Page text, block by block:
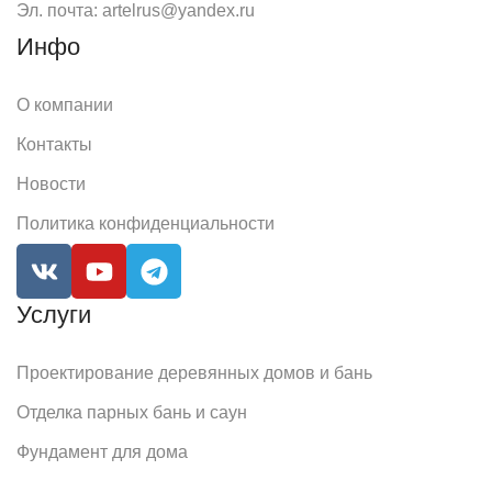
Эл. почта: artelrus@yandex.ru
Инфо
О компании
Контакты
Новости
Политика конфиденциальности
Услуги
Проектирование деревянных домов и бань
Отделка парных бань и саун
Фундамент для дома